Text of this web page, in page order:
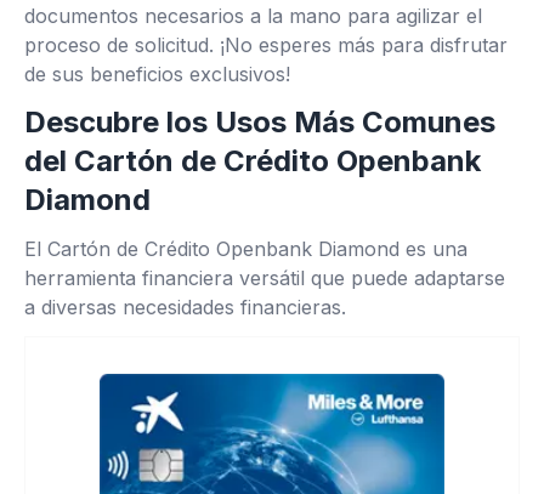
documentos necesarios a la mano para agilizar el
proceso de solicitud. ¡No esperes más para disfrutar
de sus beneficios exclusivos!
Descubre los Usos Más Comunes
del Cartón de Crédito Openbank
Diamond
El Cartón de Crédito Openbank Diamond es una
herramienta financiera versátil que puede adaptarse
a diversas necesidades financieras.